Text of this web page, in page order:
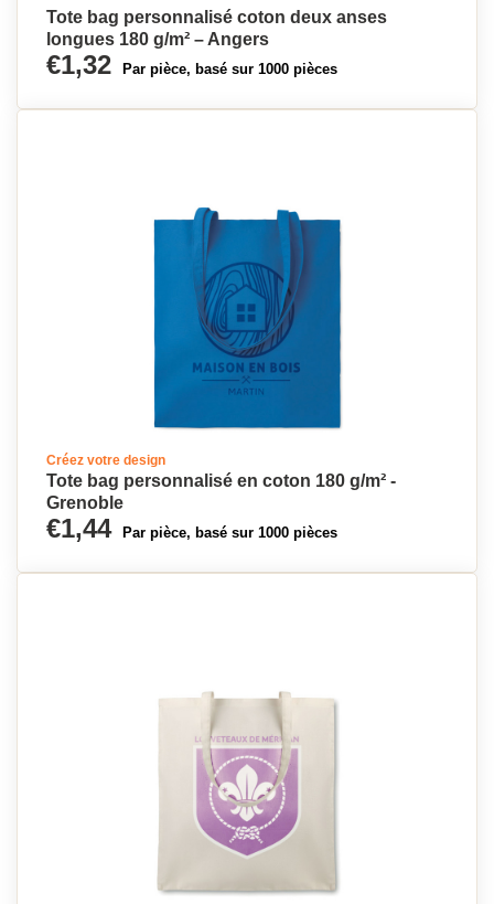
Tote bag personnalisé coton deux anses
longues 180 g/m² – Angers
€1,32 Par pièce, basé sur 1000 pièces
Créez votre design
Tote bag personnalisé en coton 180 g/m² -
Grenoble
€1,44 Par pièce, basé sur 1000 pièces